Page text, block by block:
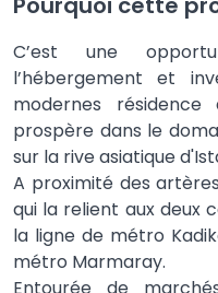
C’est une
l’hébergement et
modernes
prospère dans le
sur la rive asiatique
A proximité des
qui la relient aux deux
la ligne de métro
métro Marmaray.